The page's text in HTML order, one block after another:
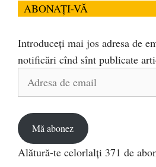
ABONAȚI-VĂ
Introduceți mai jos adresa de
notificări cînd sînt publicate
Adresa
Mă abonez
Alătură-te celorlalți 371 de